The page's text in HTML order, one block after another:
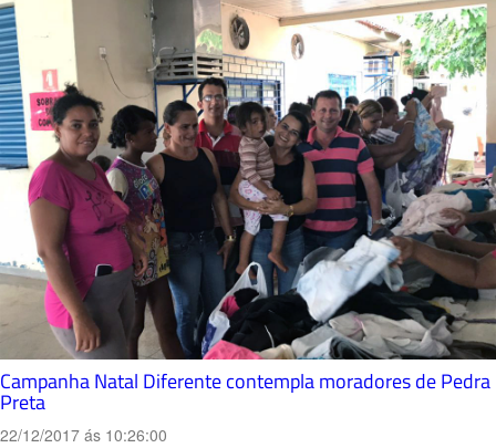
Campanha Natal Diferente contempla moradores de Pedra
Preta
22/12/2017 ás 10:26:00